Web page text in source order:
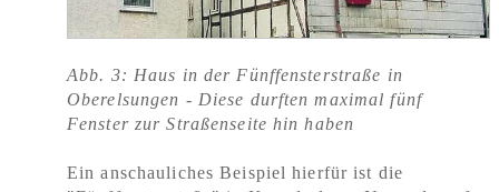
Abb. 3: Haus in der Fünffensterstraße in
Oberelsungen - Diese durften maximal fünf
Fenster zur Straßenseite hin haben
Ein anschauliches Beispiel hierfür ist die